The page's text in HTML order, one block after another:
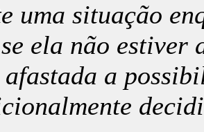
uma situação
ela não
afastada a